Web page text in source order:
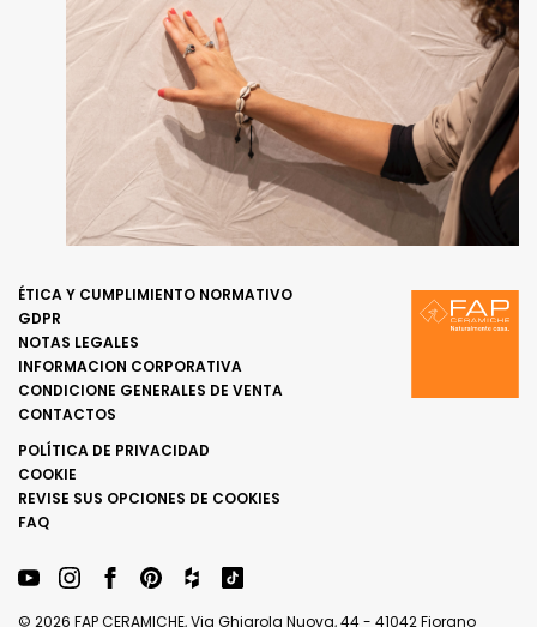
ÉTICA Y CUMPLIMIENTO NORMATIVO
GDPR
NOTAS LEGALES
INFORMACION CORPORATIVA
CONDICIONE GENERALES DE VENTA
CONTACTOS
POLÍTICA DE PRIVACIDAD
COOKIE
REVISE SUS OPCIONES DE COOKIES
FAQ
© 2026 FAP CERAMICHE, Via Ghiarola Nuova, 44 - 41042 Fiorano